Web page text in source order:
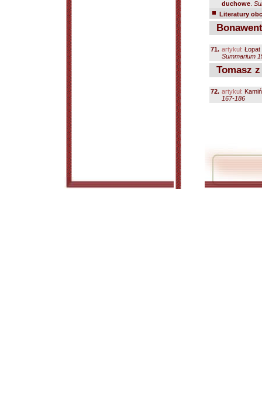
duchowe
Literatury
71. artykuł:
Summarium
Tomasz
72. artykuł:
167-186